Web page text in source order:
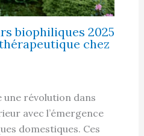
biophiliques 2025
chez
une révolution dans
avec l’émergence
domestiques. Ces